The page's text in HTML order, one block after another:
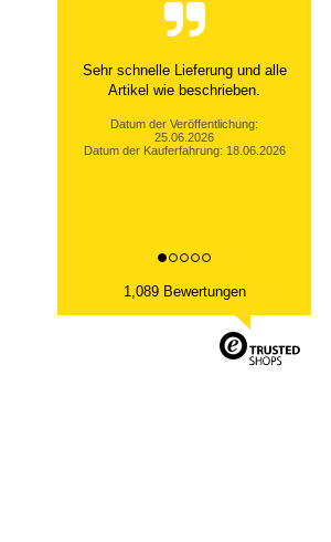
Sehr netter Kontakt, zügige Info
über nicht- Verfügbarkeit und
Datum der Veröffentlichung:
13.03.2026
1,089 Bewertungen